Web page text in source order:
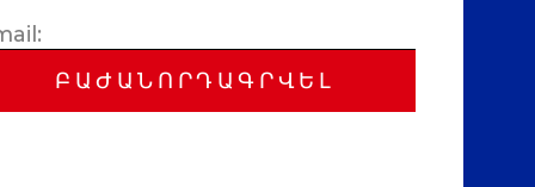
ԲԱԺԱՆՈՐԴԱԳՐՎԵԼ